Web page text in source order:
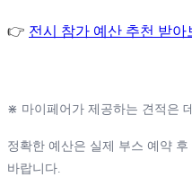
👉 전시 참가 예산 추천 받아
⋇ 마이페어가 제공하는 견적은
정확한 예산은 실제 부스 예약
바랍니다.